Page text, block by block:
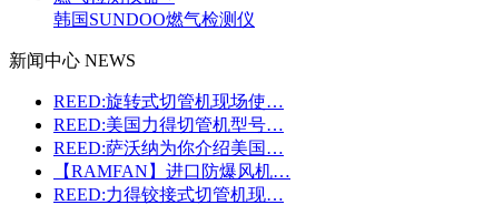
韩国SUNDOO燃气检测仪
新闻中心 NEWS
REED:旋转式切管机现场使…
REED:美国力得切管机型号…
REED:萨沃纳为你介绍美国…
【RAMFAN】进口防爆风机…
REED:力得铰接式切管机现…